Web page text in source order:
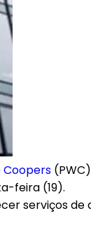
Coopers
feira (19).
serviços